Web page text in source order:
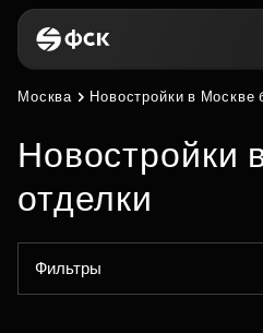
Москва Новостройки в Москве
Новостройки
отделки
Фильтры